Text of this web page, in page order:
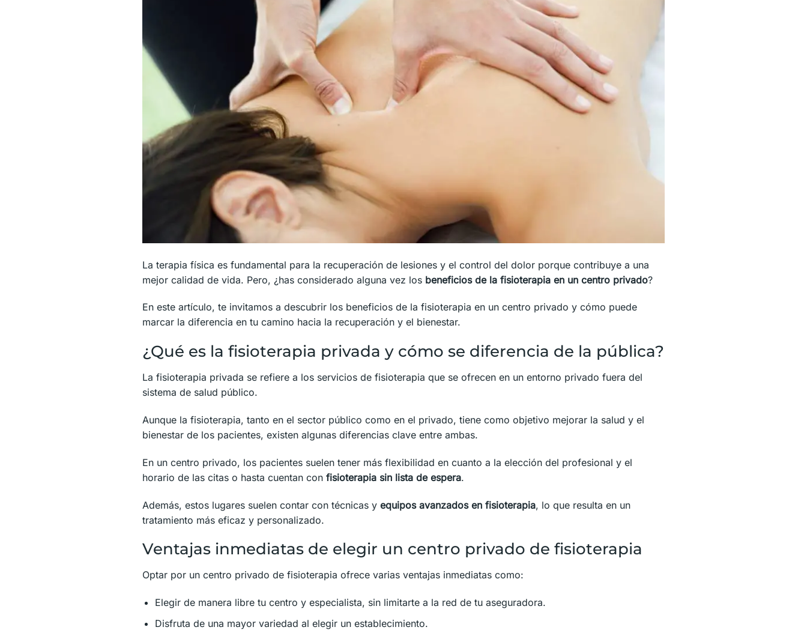
La terapia física es fundamental para la recuperación de lesiones y el control del dolor porque contribuye a una
mejor calidad de vida. Pero, ¿has considerado alguna vez los beneficios de la fisioterapia en un centro privado?
En este artículo, te invitamos a descubrir los beneficios de la fisioterapia en un centro privado y cómo puede
marcar la diferencia en tu camino hacia la recuperación y el bienestar.
¿Qué es la fisioterapia privada y cómo se diferencia de la pública?
La fisioterapia privada se refiere a los servicios de fisioterapia que se ofrecen en un entorno privado fuera del
sistema de salud público.
Aunque la fisioterapia, tanto en el sector público como en el privado, tiene como objetivo mejorar la salud y el
bienestar de los pacientes, existen algunas diferencias clave entre ambas.
En un centro privado, los pacientes suelen tener más flexibilidad en cuanto a la elección del profesional y el
horario de las citas o hasta cuentan con fisioterapia sin lista de espera.
Además, estos lugares suelen contar con técnicas y equipos avanzados en fisioterapia, lo que resulta en un
tratamiento más eficaz y personalizado.
Ventajas inmediatas de elegir un centro privado de fisioterapia
Optar por un centro privado de fisioterapia ofrece varias ventajas inmediatas como:
Elegir de manera libre tu centro y especialista, sin limitarte a la red de tu aseguradora.
Disfruta de una mayor variedad al elegir un establecimiento.